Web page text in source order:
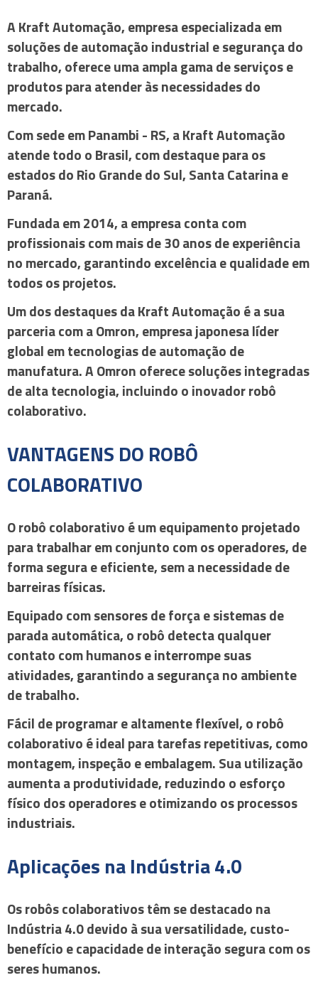
A Kraft Automação, empresa especializada em
soluções de automação industrial e segurança do
trabalho, oferece uma ampla gama de serviços e
produtos para atender às necessidades do
mercado.
Com sede em Panambi - RS, a Kraft Automação
atende todo o Brasil, com destaque para os
estados do Rio Grande do Sul, Santa Catarina e
Paraná.
Fundada em 2014, a empresa conta com
profissionais com mais de 30 anos de experiência
no mercado, garantindo excelência e qualidade em
todos os projetos.
Um dos destaques da Kraft Automação é a sua
parceria com a Omron, empresa japonesa líder
global em tecnologias de automação de
manufatura. A Omron oferece soluções integradas
de alta tecnologia, incluindo o inovadorrobô
colaborativo.
VANTAGENS DO ROBÔ
COLABORATIVO
Orobô colaborativo é um equipamento projetado
para trabalhar em conjunto com os operadores, de
forma segura e eficiente, sem a necessidade de
barreiras físicas.
Equipado com sensores de força e sistemas de
parada automática, o robô detecta qualquer
contato com humanos e interrompe suas
atividades, garantindo a segurança no ambiente
de trabalho.
Fácil de programar e altamente flexível, o robô
colaborativo é ideal para tarefas repetitivas, como
montagem, inspeção e embalagem. Sua utilização
aumenta a produtividade, reduzindo o esforço
físico dos operadores e otimizando os processos
industriais.
Aplicações na Indústria 4.0
Os robôs colaborativos têm se destacado na
Indústria 4.0 devido à sua versatilidade, custo-
benefício e capacidade de interação segura com os
seres humanos.